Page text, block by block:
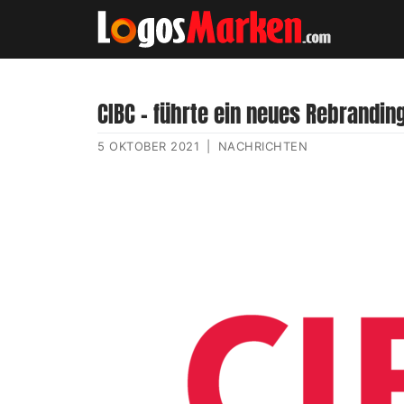
CIBC – führte ein neues
5 OKTOBER 2021 NACHRICHTEN